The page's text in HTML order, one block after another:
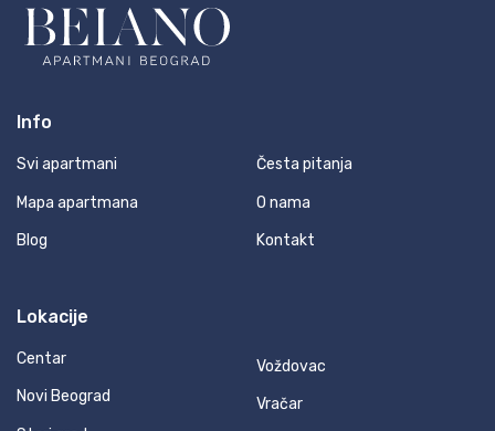
Info
Svi apartmani
Mapa apartmana
Blog
Česta pitanja
O nama
Kontakt
Lokacije
Centar
Novi Beograd
Voždovac
Vračar